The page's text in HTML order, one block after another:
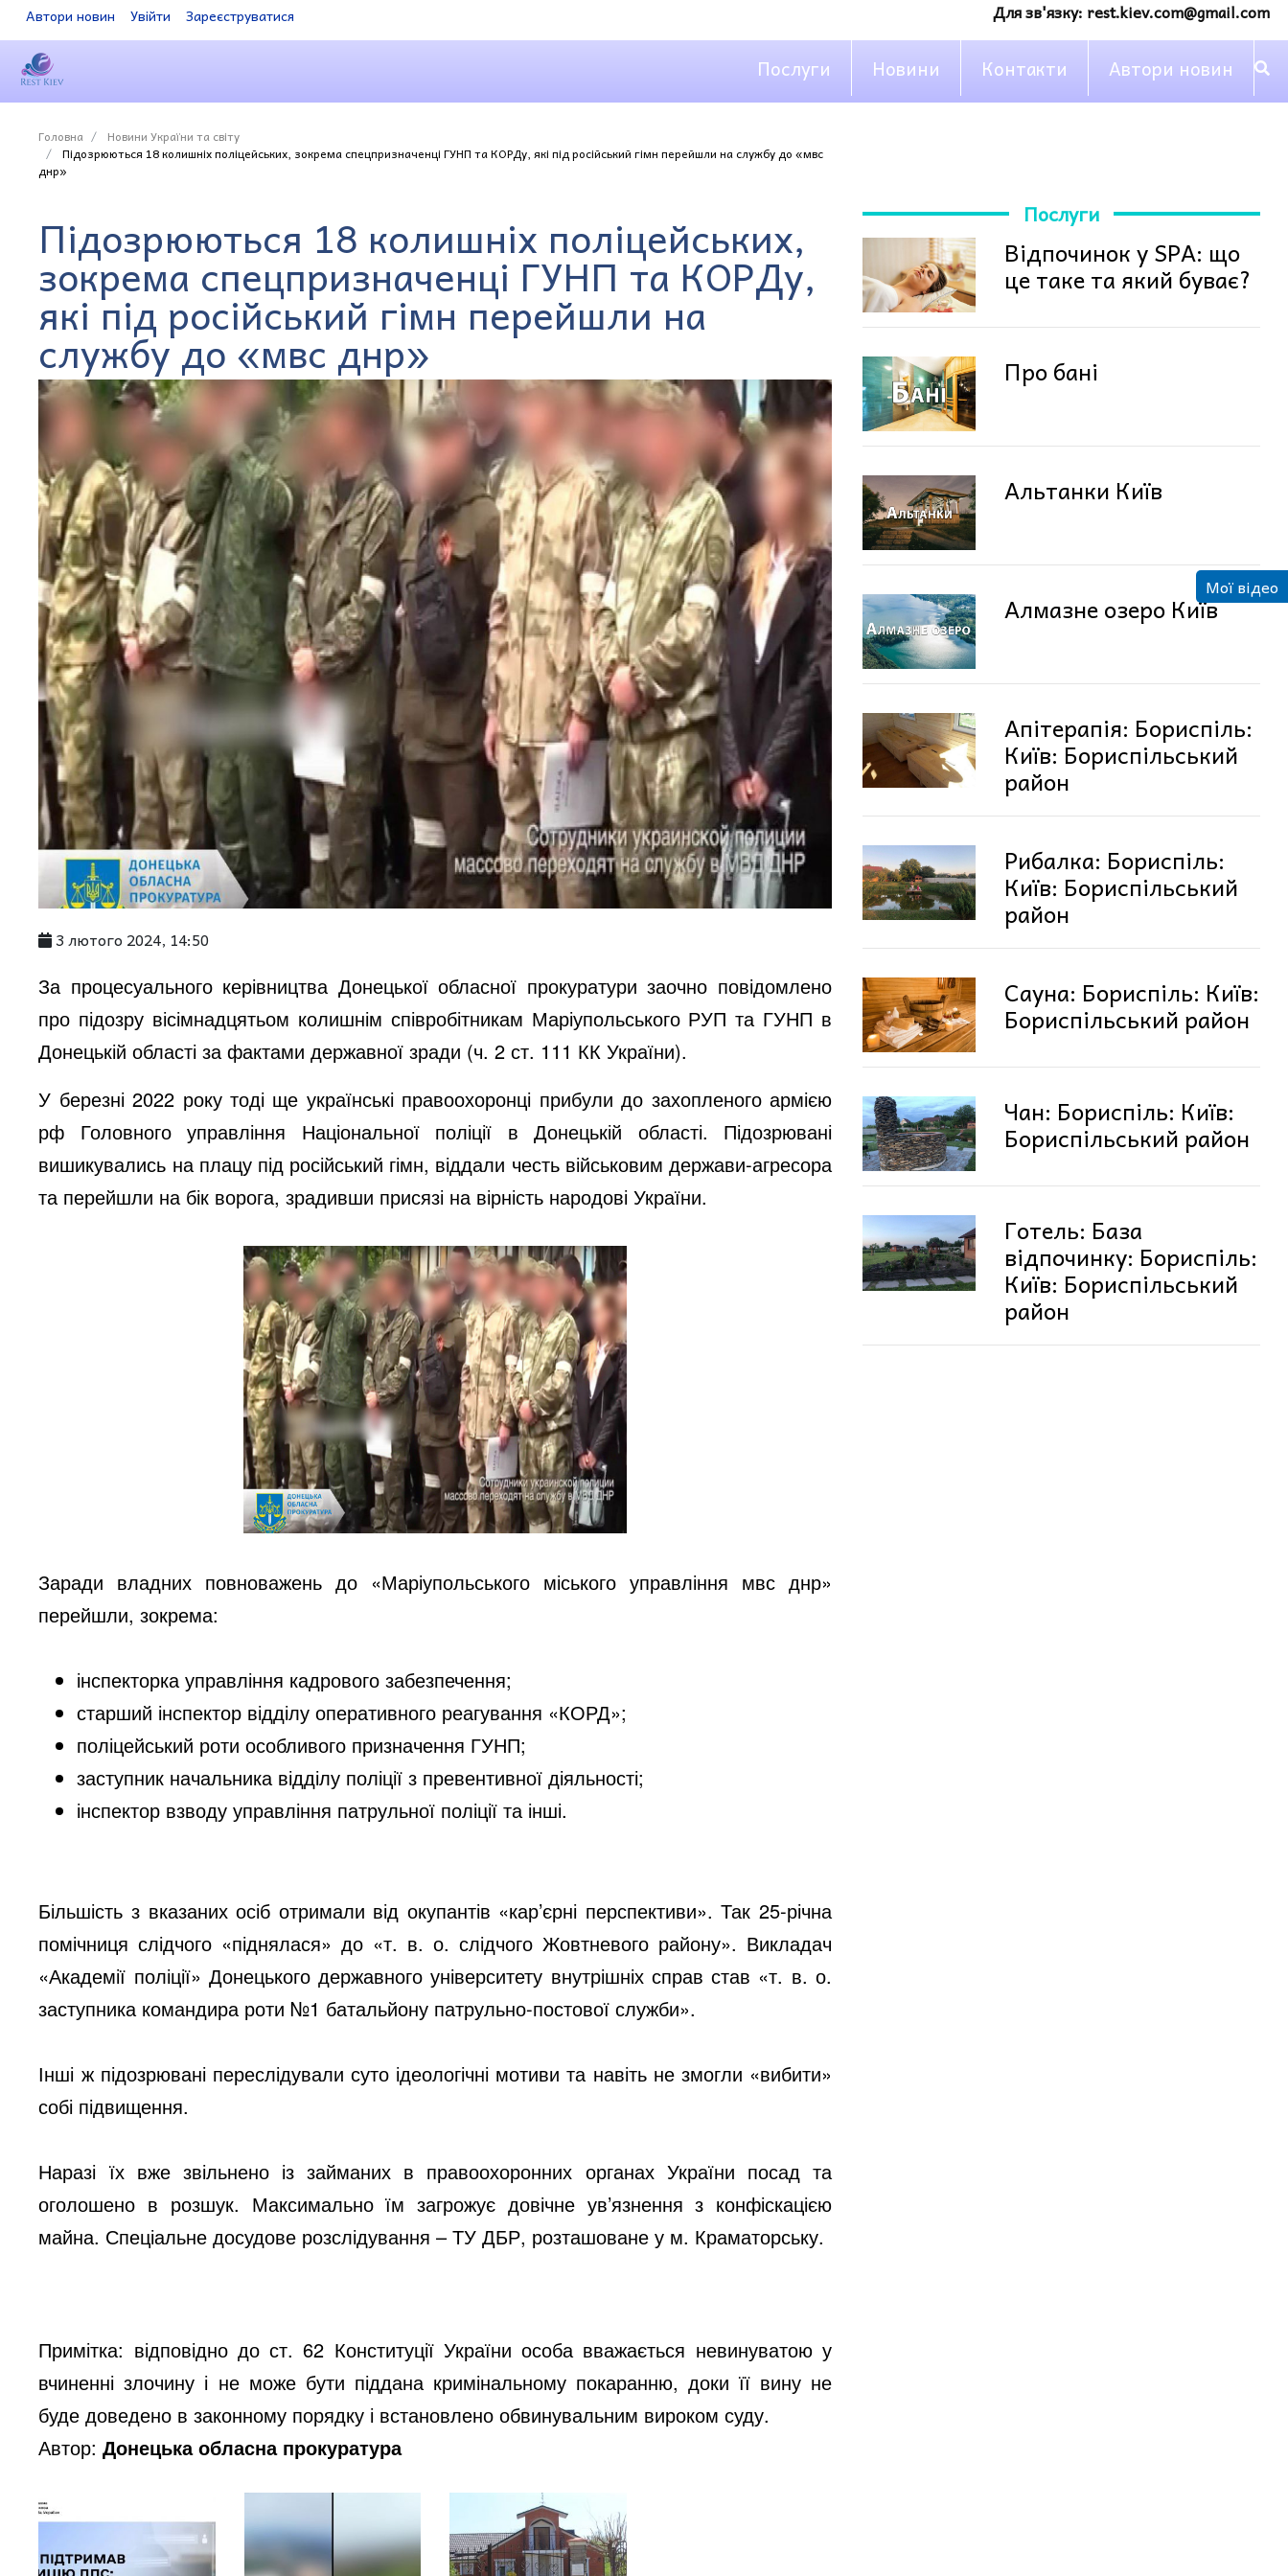
Автори новин Увійти Зареєструватися Для зв'язку: rest.kiev.com@gmail.com
Послуги Новини Контакти Автори новин
Головна
Новини України та світу
Підозрюються 18 колишніх поліцейських, зокрема спецпризначенці ГУНП та КОРДу, які під російський гімн перейшли на службу до «мвс
днр»
Підозрюються 18 колишніх поліцейських,
зокрема спецпризначенці ГУНП та КОРДу,
які під російський гімн перейшли на
службу до «мвс днр»
3 лютого 2024, 14:50
За процесуального керівництва Донецької обласної прокуратури заочно повідомлено
про підозру вісімнадцятьом колишнім співробітникам Маріупольського РУП та ГУНП в
Донецькій області за фактами державної зради (ч. 2 ст. 111 КК України).
У березні 2022 року тоді ще українські правоохоронці прибули до захопленого армією
рф Головного управління Національної поліції в Донецькій області. Підозрювані
вишикувались на плацу під російський гімн, віддали честь військовим держави-агресора
та перейшли на бік ворога, зрадивши присязі на вірність народові України.
Заради владних повноважень до «Маріупольського міського управління мвс днр»
перейшли, зокрема:
інспекторка управління кадрового забезпечення;
старший інспектор відділу оперативного реагування «КОРД»;
поліцейський роти особливого призначення ГУНП;
заступник начальника відділу поліції з превентивної діяльності;
інспектор взводу управління патрульної поліції та інші.
Більшість з вказаних осіб отримали від окупантів «кар’єрні перспективи». Так 25-річна
помічниця слідчого «піднялася» до «т. в. о. слідчого Жовтневого району». Викладач
«Академії поліції» Донецького державного університету внутрішніх справ став «т. в. о.
заступника командира роти №1 батальйону патрульно-постової служби».
Інші ж підозрювані переслідували суто ідеологічні мотиви та навіть не змогли «вибити»
собі підвищення.
Наразі їх вже звільнено із займаних в правоохоронних органах України посад та
оголошено в розшук. Максимально їм загрожує довічне ув’язнення з конфіскацією
майна. Спеціальне досудове розслідування – ТУ ДБР, розташоване у м. Краматорську.
Примітка: відповідно до ст. 62 Конституції України особа вважається невинуватою у
вчиненні злочину і не може бути піддана кримінальному покаранню, доки її вину не
буде доведено в законному порядку і встановлено обвинувальним вироком суду.
Автор:Донецька обласна прокуратура
Послуги
Відпочинок у SPA: що
це таке та який буває?
Про бані
Альтанки Київ
Алмазне озеро Київ
Апітерапія: Бориспіль:
Київ: Бориспільський
район
Рибалка: Бориспіль:
Київ: Бориспільський
район
Сауна: Бориспіль: Київ:
Бориспільський район
Чан: Бориспіль: Київ:
Бориспільський район
Готель: База
відпочинку: Бориспіль:
Київ: Бориспільський
район
Мої відео